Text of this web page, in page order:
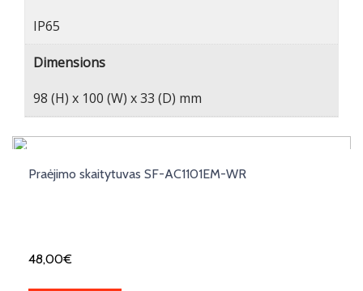
IP65
Dimensions
98 (H) x 100 (W) x 33 (D) mm
Praėjimo skaitytuvas SF-AC1101EM-WR
48,00€